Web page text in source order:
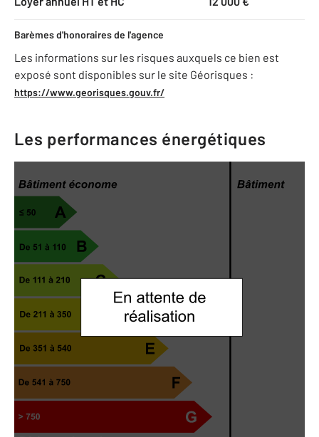
Barèmes d'honoraires de l'agence
Les informations sur les risques auxquels ce bien est
exposé sont disponibles sur le site Géorisques :
https://www.georisques.gouv.fr/
Les performances énergétiques